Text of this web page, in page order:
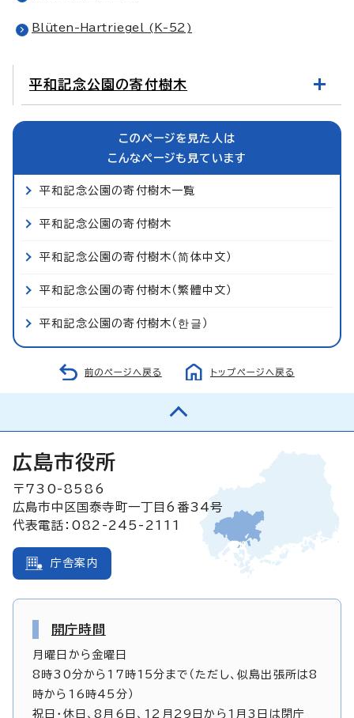
Blüten-Hartriegel (K-52)
平和記念公園の寄付樹木
このページを見た人は
こんなページも見ています
平和記念公園の寄付樹木一覧
平和記念公園の寄付樹木
平和記念公園の寄付樹木（简体中文）
平和記念公園の寄付樹木（繁體中文）
平和記念公園の寄付樹木（한글）
前のページへ戻る トップページへ戻る
広島市役所
〒730-8586
広島市中区国泰寺町一丁目6番34号
代表電話：082-245-2111
庁舎案内
開庁時間
月曜日から金曜日
8時30分から17時15分まで（ただし、似島出張所は8
時から16時45分）
祝日・休日、8月6日、12月29日から1月3日は閉庁